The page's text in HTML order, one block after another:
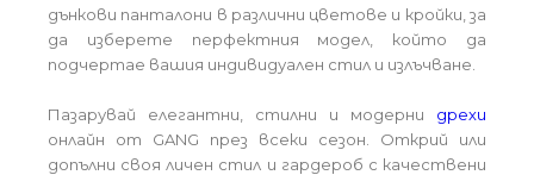
дънкови панталони в различни цветове и кройки, за
да изберете перфектния модел, който да
подчертае вашия индивидуален стил и излъчване.
Пазарувай елегантни, стилни и модерни дрехи
онлайн от GANG през всеки сезон. Открий или
допълни своя личен стил и гардероб с качествени